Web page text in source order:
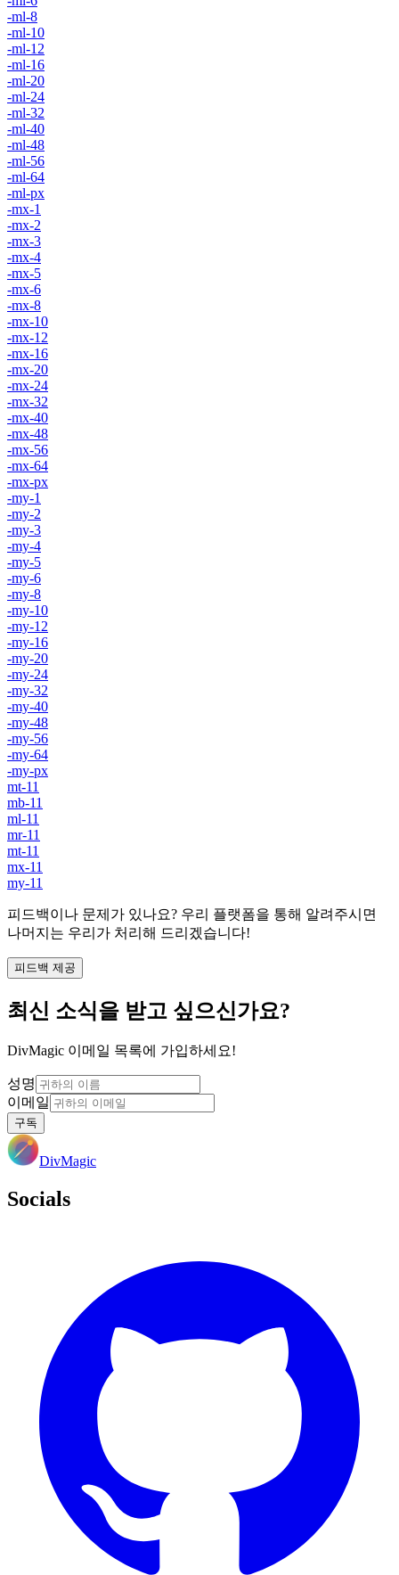
-ml-8
-ml-10
-ml-12
-ml-16
-ml-20
-ml-24
-ml-32
-ml-40
-ml-48
-ml-56
-ml-64
-ml-px
-mx-1
-mx-2
-mx-3
-mx-4
-mx-5
-mx-6
-mx-8
-mx-10
-mx-12
-mx-16
-mx-20
-mx-24
-mx-32
-mx-40
-mx-48
-mx-56
-mx-64
-mx-px
-my-1
-my-2
-my-3
-my-4
-my-5
-my-6
-my-8
-my-10
-my-12
-my-16
-my-20
-my-24
-my-32
-my-40
-my-48
-my-56
-my-64
-my-px
mt-11
mb-11
ml-11
mr-11
mt-11
mx-11
my-11
피드백이나 문제가 있나요? 우리 플랫폼을 통해 알려주시면
나머지는 우리가 처리해 드리겠습니다!
피드백 제공
최신 소식을 받고 싶으신가요?
DivMagic 이메일 목록에 가입하세요!
성명
이메일
구독
DivMagic
Socials